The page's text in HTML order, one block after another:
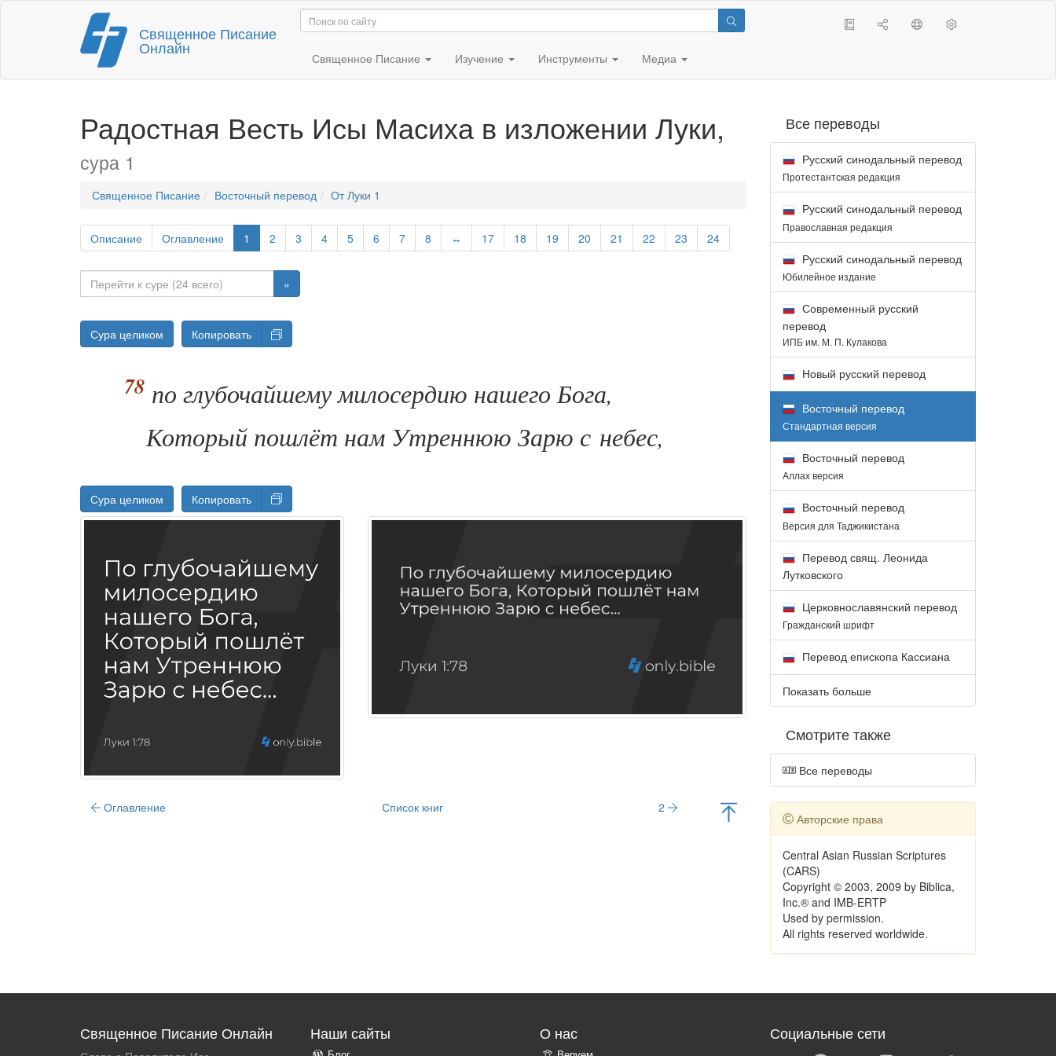
Перейти
к
содержимому
Священное Писание
Онлайн
Священное Писание Изучение Инструменты Медиа
Радостная Весть Исы Масиха в изложении Луки,
сура 1
Священное Писание Восточный перевод От Луки 1
Описание Оглавление 1 2 3 4 5 6 7 8 ↔ 17 18 19 20 21 22 23 24
»
Сура целиком Копировать
по глубочайшему милосердию нашего Бога,
Который пошлёт нам Утреннюю Зарю с небес,
Сура целиком Копировать
Оглавление Список книг 2
Все переводы
Русский синодальный перевод
Протестантская редакция
Русский синодальный перевод
Православная редакция
Русский синодальный перевод
Юбилейное издание
Современный русский
перевод
ИПБ им. М. П. Кулакова
Новый русский перевод
Восточный перевод
Стандартная версия
Восточный перевод
Аллах версия
Восточный перевод
Версия для Таджикистана
Перевод свящ. Леонида
Лутковского
Церковнославянский перевод
Гражданский шрифт
Перевод епископа Кассиана
Показать больше
Смотрите также
Все переводы
Авторские права
Central Asian Russian Scriptures
(CARS)
Copyright © 2003, 2009 by Biblica,
Inc.® and IMB-ERTP
Used by permission.
All rights reserved worldwide.
Священное Писание Онлайн Наши сайты О нас Социальные сети